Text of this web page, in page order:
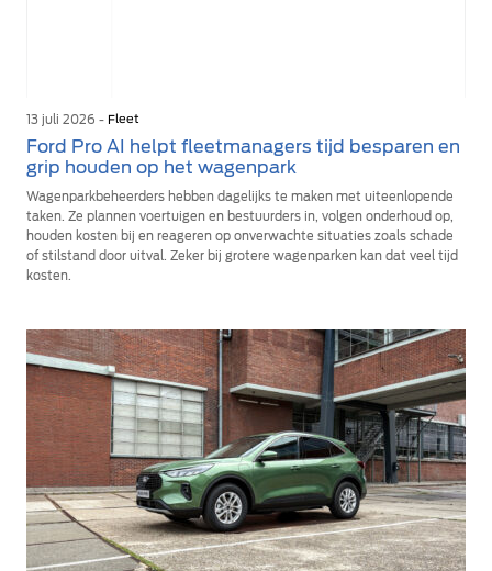
13 juli 2026 - Fleet
Ford Pro AI helpt fleetmanagers tijd besparen en
grip houden op het wagenpark
Wagenparkbeheerders hebben dagelijks te maken met uiteenlopende
taken. Ze plannen voertuigen en bestuurders in, volgen onderhoud op,
houden kosten bij en reageren op onverwachte situaties zoals schade
of stilstand door uitval. Zeker bij grotere wagenparken kan dat veel tijd
kosten.